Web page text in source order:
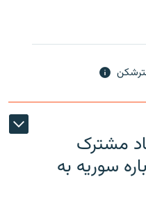
مشترک
سوریه به